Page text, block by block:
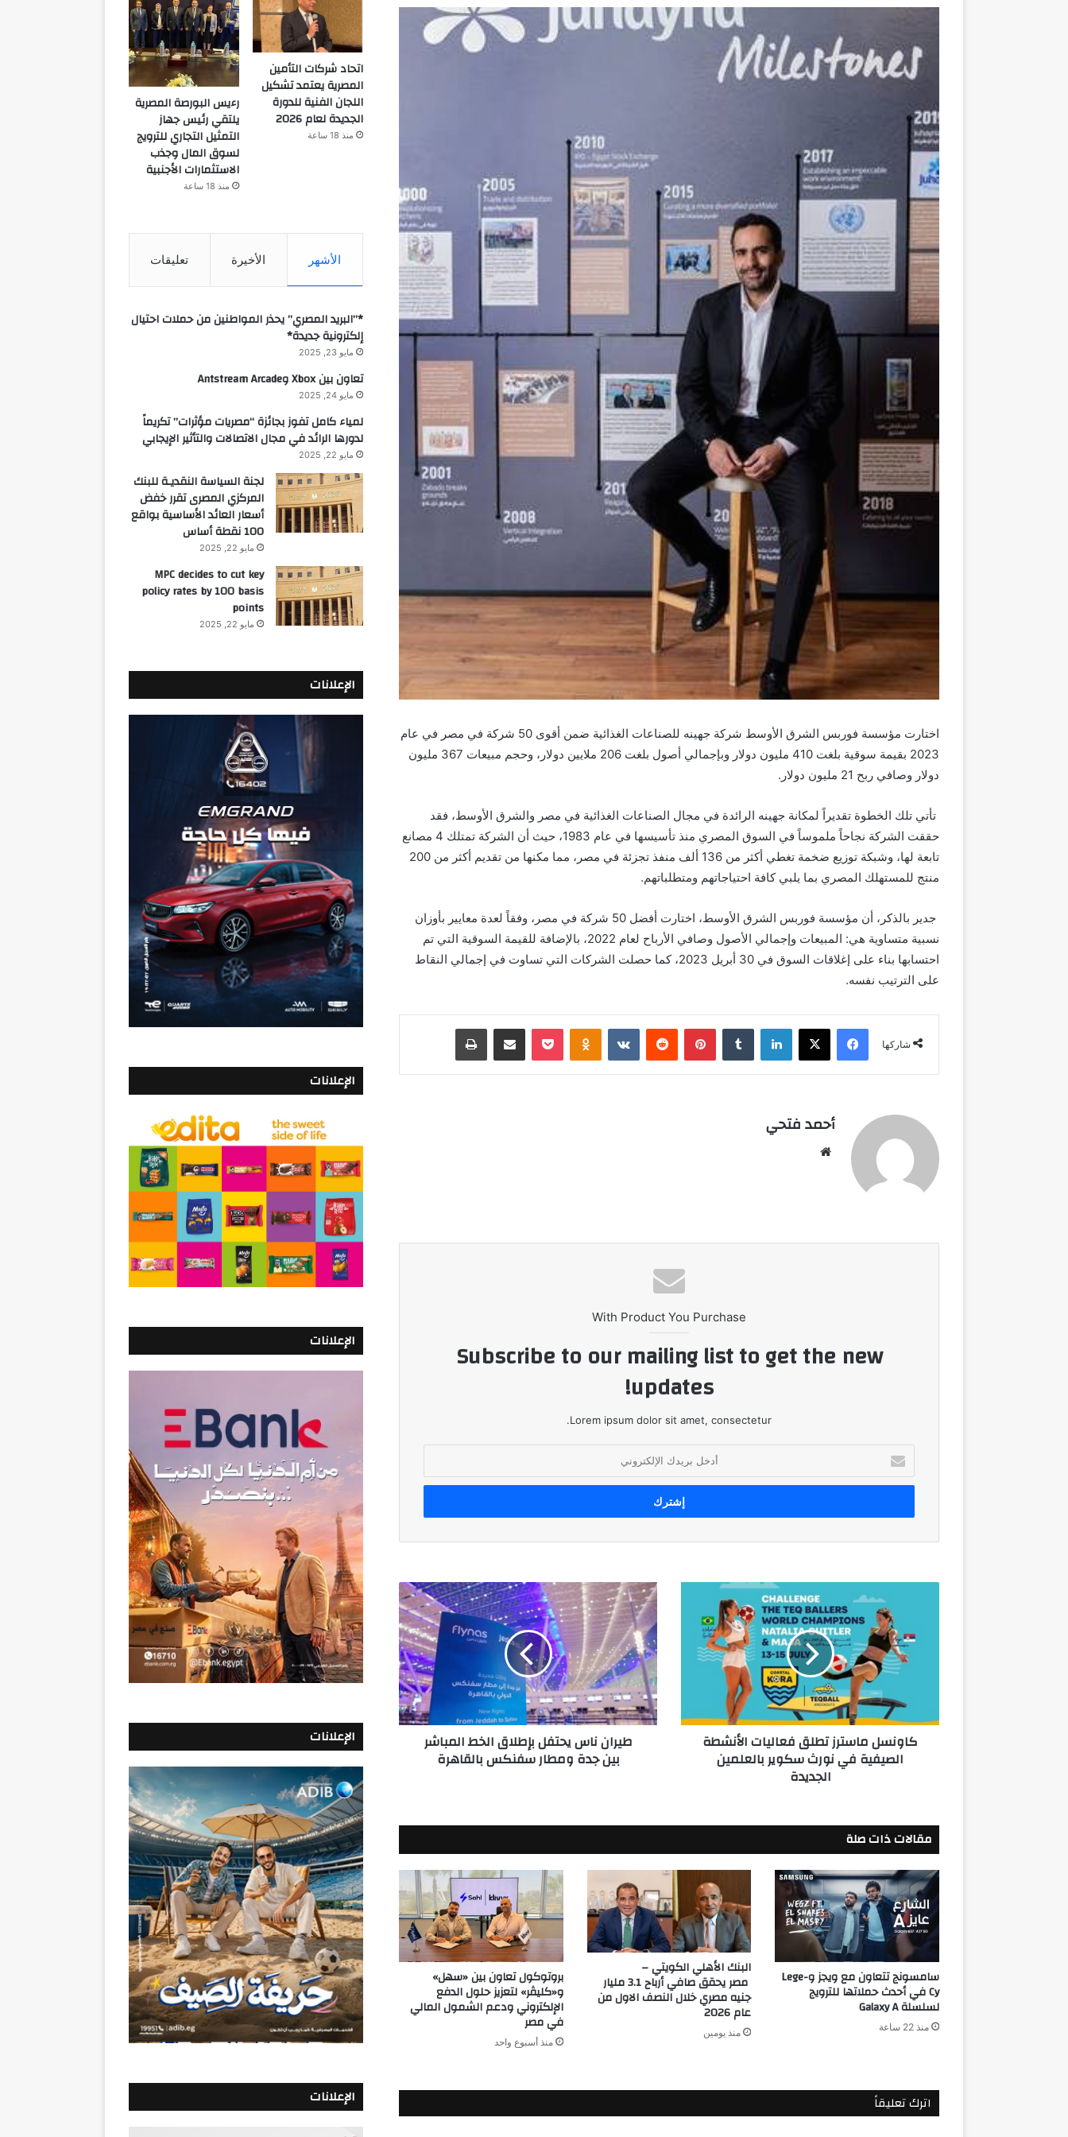
اختارت مؤسسة فوربس الشرق الأوسط شركة جهينه لل
صناعات الغذائية ضمن أقوى 50 شركة في مصر في عام
2023 بقيمة سوقية بلغت 410 مليون دولار
و
بإجمالي أصول بلغت 206 ملايين دولار، وحجم مبيعات 367 مليون
دولار وصافي ربح 21 مليون دولار.
تأتي تلك الخطوة تقديراً لمكانة جهينه الرائدة في مجال الصناعات الغذائية في مصر والشرق الأوسط، فقد
حققت الشركة نجاحاً ملموساً في السوق المصري منذ تأسيسها في عام 1983، حيث أن الشركة تمتلك 4 مصانع
تابعة لها، وشبكة توزيع ضخمة تغطي أكثر من 136 ألف منفذ تجزئة في مصر، مما مكنها من تقديم أكثر من 200
منتج للمستهلك المصري بما يلبي كافة احتياجاتهم ومتطلباتهم.
جدير بالذكر، أن مؤسسة فوربس الشرق الأوسط، اختارت أفضل 50 شركة في مصر، وفقاً لعدة معايير بأوزان
نسبية متساوية هي: المبيعات وإجمالي الأصول وصافي الأرباح لعام 2022، بالإضافة للقيمة السوقية التي تم
احتسابها بناء على إغلاقات السوق في 30 أبريل 2023، كما حصلت الشركات التي تساوت في إجمالي النقاط
على الترتيب نفسه.
شاركها
فيسبوك ‫X لينكدإن بينتيريست Odnoklassniki
‫Pocket مشاركة عبر البريد طباعة
أحمد فتحي
With Product You Purchase
Subscribe to our mailing list to get the new
updates!
Lorem ipsum dolor sit amet, consectetur.
بريدك
الإلكتروني
فعاليات
الأنشطة
سكوير
بالعلمينكاونسل ماسترز تطلق فعاليات الأنشطة
الصيفية في نورث سكوير بالعلمين
الجديدة
طيران
ناس
يحتفل
بإطلاق
الخط
المباشر
بين
جدة
ومطار
سفنكسطيران ناس يحتفل بإطلاق الخط المباشر
بين جدة ومطار سفنكس بالقاهرة
مقالات ذات صلة
سامسونج تتعاون مع ويجز وLege-
Cy في أحدث حملاتها للترويج
لسلسلة Galaxy A
منذ 22 ساعة
البنك الأهلي الكويتي –
مصر يحقق صافي أرباح 3.1 مليار
جنيه مصري خلال النصف الاول من
عام 2026
منذ يومين
بروتوكول تعاون بين «سهل»
و«كليڤر» لتعزيز حلول الدفع
الإلكتروني ودعم الشمول المالي
في مصر
منذ أسبوع واحد
اترك تعليقاً
اتحاد شركات التأمين
المصرية يعتمد تشكيل
اللجان الفنية للدورة
الجديدة لعام 2026
منذ 18 ساعة
رءيس البورصة المصرية
يلتقي رئيس جهاز
التمثيل التجاري للترويج
لسوق المال وجذب
الاستثمارات الأجنبية
منذ 18 ساعة
الأشهر الأخيرة تعليقات
*”البريد المصري” يحذر المواطنين من حملات احتيال
إلكترونية جديدة*
مايو 23, 2025
تعاون بين Xbox وAntstream Arcade
مايو 24, 2025
لمياء كامل تفوز بجائزة “مصريات مؤثرات” تكريماً
لدورها الرائد في مجال الاتصالات والتأثير الإيجابي
مايو 22, 2025
لجنة السياسة النقديـة للبنك
المركزي المصرى تقرر خفض
أسعار العائد الأساسية بواقع
100 نقطة أساس
مايو 22, 2025
MPC decides to cut key
policy rates by 100 basis
points
مايو 22, 2025
الإعلانات
الإعلانات
الإعلانات
الإعلانات
الإعلانات